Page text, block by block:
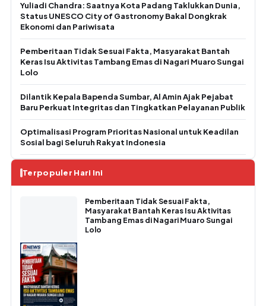
Yuliadi Chandra: Saatnya Kota Padang Taklukkan Dunia,
Status UNESCO City of Gastronomy Bakal Dongkrak
Ekonomi dan Pariwisata
Pemberitaan Tidak Sesuai Fakta, Masyarakat Bantah
Keras Isu Aktivitas Tambang Emas di Nagari Muaro Sungai
Lolo
Dilantik Kepala Bapenda Sumbar, Al Amin Ajak Pejabat
Baru Perkuat Integritas dan Tingkatkan Pelayanan Publik
Optimalisasi Program Prioritas Nasional untuk Keadilan
Sosial bagi Seluruh Rakyat Indonesia
Terpopuler Hari Ini
Pemberitaan Tidak Sesuai Fakta,
Masyarakat Bantah Keras Isu Aktivitas
Tambang Emas di Nagari Muaro Sungai
Lolo